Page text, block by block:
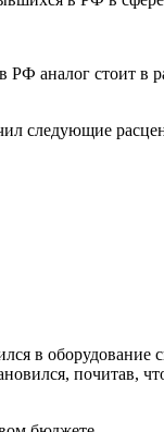
аналог стоит в
следующие
в
почитав,